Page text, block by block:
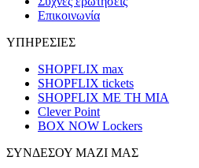
Επικοινωνία
ΥΠΗΡΕΣΙΕΣ
SHOPFLIX max
SHOPFLIX tickets
SHOPFLIX ΜΕ ΤΗ ΜΙΑ
Clever Point
BOX NOW Lockers
ΣΥΝΔΕΣΟΥ ΜΑΖΙ ΜΑΣ